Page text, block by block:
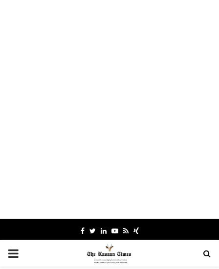
Facebook
TwitterLinkedinYoutube
RssXing
PRIMARY